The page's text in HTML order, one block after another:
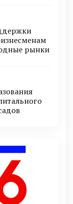
рынки